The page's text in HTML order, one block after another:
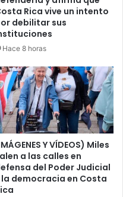
Rica vive un intento
debilitar sus
Hace 8 horas
Y VÍDEOS) Miles
a las calles en
del Poder Judicial
la democracia en Costa